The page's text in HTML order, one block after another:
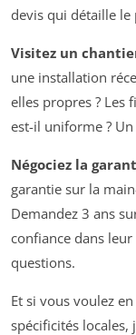
devis qui détaille
Visitez un
une installation
elles propres ? Les
est-il uniforme ?
Négociez la
garantie sur la
Demandez 3 ans
confiance dans
questions.
Et si vous voulez
spécificités locales,